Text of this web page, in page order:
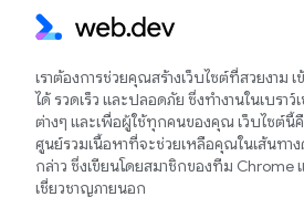
เราต้องการช่วยคุณสร้างเว็บไซต์ที่สวยงาม เ
ได้ รวดเร็ว และปลอดภัย ซึ่งทำงานในเบราว์
ต่างๆ และเพื่อผู้ใช้ทุกคนของคุณ เว็บไซต์นี้
ศูนย์รวมเนื้อหาที่จะช่วยเหลือคุณในเส้นทาง
กล่าว ซึ่งเขียนโดยสมาชิกของทีม Chrome
เชี่ยวชาญภายนอก